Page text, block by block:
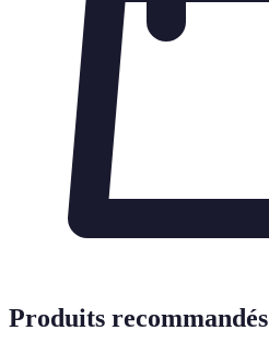
Produits recommandés